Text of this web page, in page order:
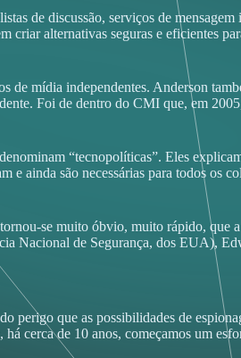
de discussão, serviços de mensagem
alternativas seguras e eficientes
mídia independentes. Anderson
Foi de dentro do CMI que, em
“tecnopolíticas”. Eles
ainda são necessárias para todos os
se muito óbvio, muito rápido, que
Nacional de Segurança, dos EUA),
que as possibilidades de
cerca de 10 anos, começamos um